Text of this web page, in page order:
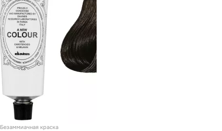
Безаммиачная краска